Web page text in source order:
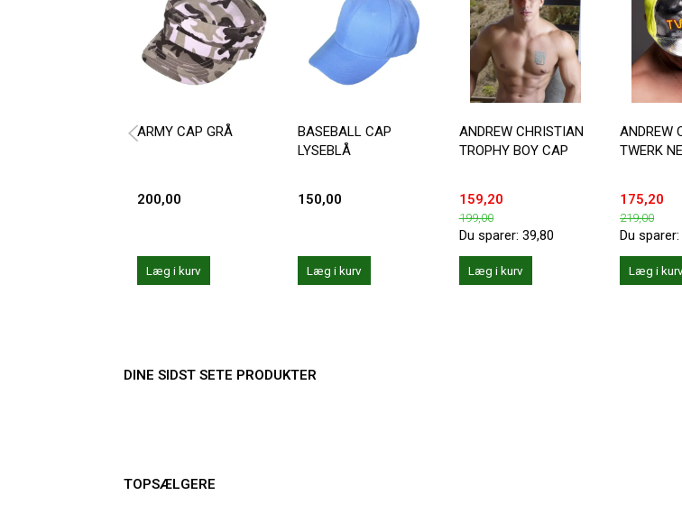
ARMY CAP GRÅ
200,00
Læg i kurv
BASEBALL CAP
LYSEBLÅ
150,00
Læg i kurv
ANDREW CHRISTIAN
TROPHY BOY CAP
159,20
199,00
Du sparer: 39,80
Læg i kurv
ANDREW
TWERK
175,20
219,00
Du sparer:
Læg i
DINE SIDST SETE PRODUKTER
TOPSÆLGERE